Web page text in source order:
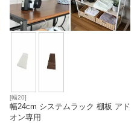
[幅20]
幅24cm システムラック 棚板 アド
オン専用